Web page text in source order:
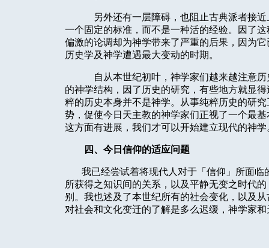
另外还有一层障碍，也阻止古典派者接
一个固定的标准，而不是一种活的经验。因了
偏激的论调却为神学带来了严重的后果，因为
历史学及神学遭遇最大变动的时期。
自从本世纪初叶，神学家们越来越注意
的神学结构，因了历史的研究，有些地方就显
粹的历史本身并不是神学。从事纯粹历史的研
势，促使今日天主教的神学家们正视了一个最
这方面有进展，我们才可以开始建立现代的神学
四、今日信仰的适应问题
我已经尝试着将现代人对于「信仰」所面
所获得之知识间的关系，以及平静无变之时代
别。我也述及了本世纪所有的社会变化，以及
对社会和文化变迁的了解是多么迟缓，神学家